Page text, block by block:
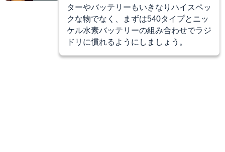
ターやバッテリーもいきなりハイスペッ
クな物でなく、まずは540タイプとニッ
ケル水素バッテリーの組み合わせでラジ
ドリに慣れるようにしましょう。